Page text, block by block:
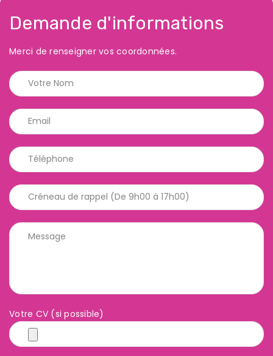
Demande d'informations
Merci de renseigner vos coordonnées.
Votre CV (si possible)